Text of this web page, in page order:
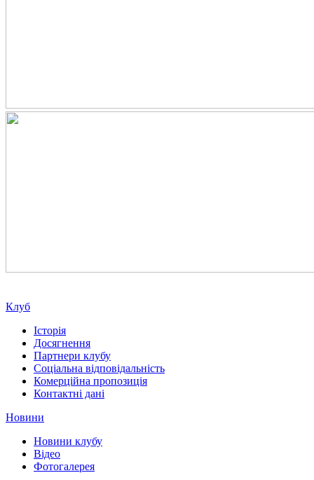
Клуб
Історія
Досягнення
Партнери клубу
Соціальна відповідальність
Комерційна пропозиція
Контактні дані
Новини
Новини клубу
Відео
Фотогалерея